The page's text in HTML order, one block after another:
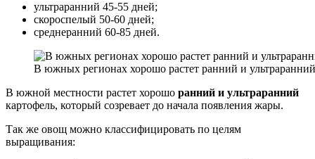
ультраранний 45-55 дней;
скороспелый 50-60 дней;
среднеранний 60-85 дней.
В южных регионах хорошо растет ранний и
В южной местности растет хорошо ранний и ультраранний
картофель, который созревает до начала появления жары.
Так же овощ можно классифицировать по целям
выращивания: